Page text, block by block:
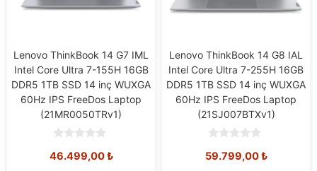
Lenovo ThinkBook 14 G7 IML
Intel Core Ultra 7-155H 16GB
DDR5 1TB SSD 14 inç WUXGA
60Hz IPS FreeDos Laptop
(21MR0050TRv1)
o
46.499,00₺
Lenovo ThinkBook 14 G8 IAL
Intel Core Ultra 7-255H 16GB
DDR5 1TB SSD 14 inç WUXGA
60Hz IPS FreeDos Laptop
(21SJ007BTXv1)
o
59.799,00₺